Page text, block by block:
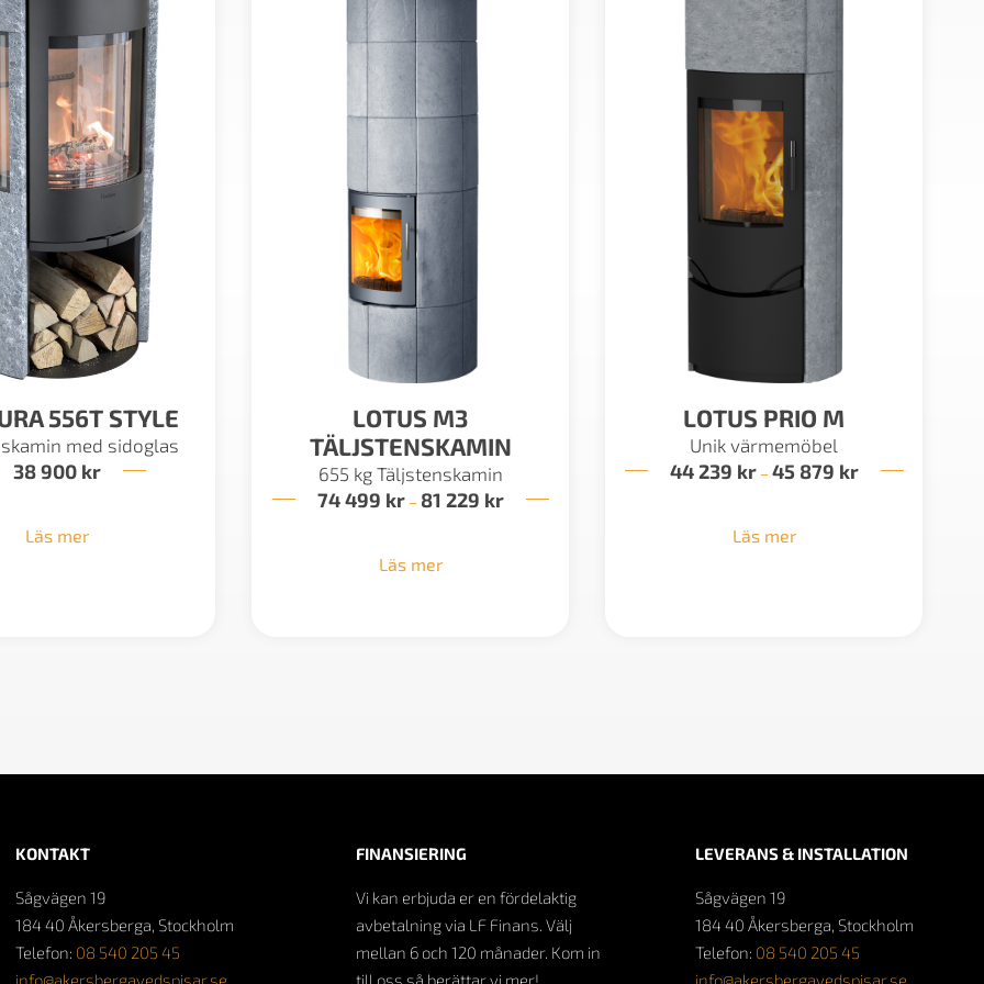
556T STYLE
med sidoglas
38 900 kr
Läs mer
LOTUS M3
TÄLJSTENSKAMIN
655 kg Täljstenskamin
74 499 kr – 81 229 krPrisintervall:
Läs mer
LOTUS PRIO M
Unik värmemöbel
44 239 kr – 45 879 krPrisintervall:
Läs mer
KONTAKT
Sågvägen 19
184 40 Åkersberga, Stockholm
Telefon: 08 540 205 45
FINANSIERING
Vi kan erbjuda er en fördelaktig
avbetalning via LF Finans. Välj
mellan 6 och 120 månader. Kom in
LEVERANS & INSTALLATION
Sågvägen 19
184 40 Åkersberga, Stockholm
Telefon: 08 540 205 45